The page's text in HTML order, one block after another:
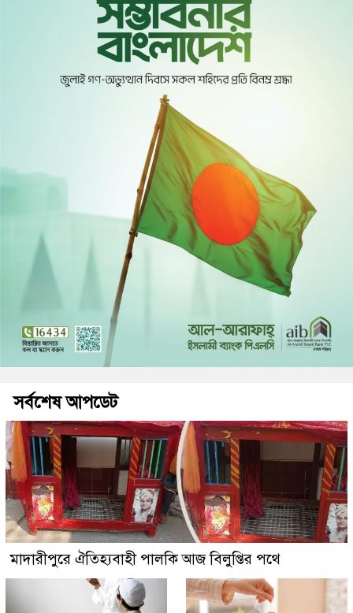
সর্বশেষ আপডেট
মাদারীপুরে ঐতিহ্যবাহী পালকি আজ বিলুপ্তির পথে